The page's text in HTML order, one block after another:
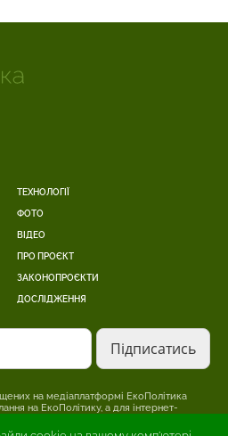
ТЕХНОЛОГІЇ
ФОТО
ВІДЕО
ПРО ПРОЄКТ
ЗАКОНОПРОЄКТИ
ДОСЛІДЖЕННЯ
на медіаплатформі ЕкоПолітика
на ЕкоПолітику, а для інтернет-
оригінальний матеріал.